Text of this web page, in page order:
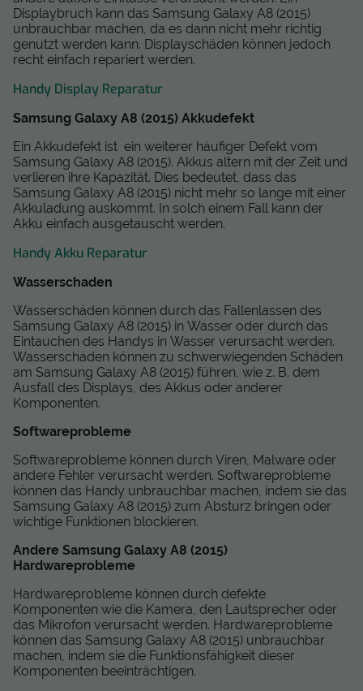
Displaybruch kann das Samsung Galaxy A8 (2015)
unbrauchbar machen, da es dann nicht mehr richtig
genutzt werden kann. Displayschäden können jedoch
recht einfach repariert werden.
Handy Display Reparatur
Samsung Galaxy A8 (2015) Akkudefekt
Ein Akkudefekt ist ein weiterer häufiger Defekt vom
Samsung Galaxy A8 (2015). Akkus altern mit der Zeit und
verlieren ihre Kapazität. Dies bedeutet, dass das
Samsung Galaxy A8 (2015) nicht mehr so lange mit einer
Akkuladung auskommt. In solch einem Fall kann der
Akku einfach ausgetauscht werden.
Handy Akku Reparatur
Wasserschaden
Wasserschäden können durch das Fallenlassen des
Samsung Galaxy A8 (2015) in Wasser oder durch das
Eintauchen des Handys in Wasser verursacht werden.
Wasserschäden können zu schwerwiegenden Schäden
am Samsung Galaxy A8 (2015) führen, wie z. B. dem
Ausfall des Displays, des Akkus oder anderer
Komponenten.
Softwareprobleme
Softwareprobleme können durch Viren, Malware oder
andere Fehler verursacht werden. Softwareprobleme
können das Handy unbrauchbar machen, indem sie das
Samsung Galaxy A8 (2015) zum Absturz bringen oder
wichtige Funktionen blockieren.
Andere Samsung Galaxy A8 (2015)
Hardwareprobleme
Hardwareprobleme können durch defekte
Komponenten wie die Kamera, den Lautsprecher oder
das Mikrofon verursacht werden. Hardwareprobleme
können das Samsung Galaxy A8 (2015) unbrauchbar
machen, indem sie die Funktionsfähigkeit dieser
Komponenten beeinträchtigen.